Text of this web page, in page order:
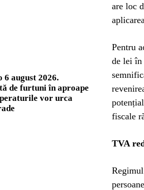
6 august 2026.
de furtuni în aproape
vor urca
are loc
Pentru
de lei în
fiscale
TVA